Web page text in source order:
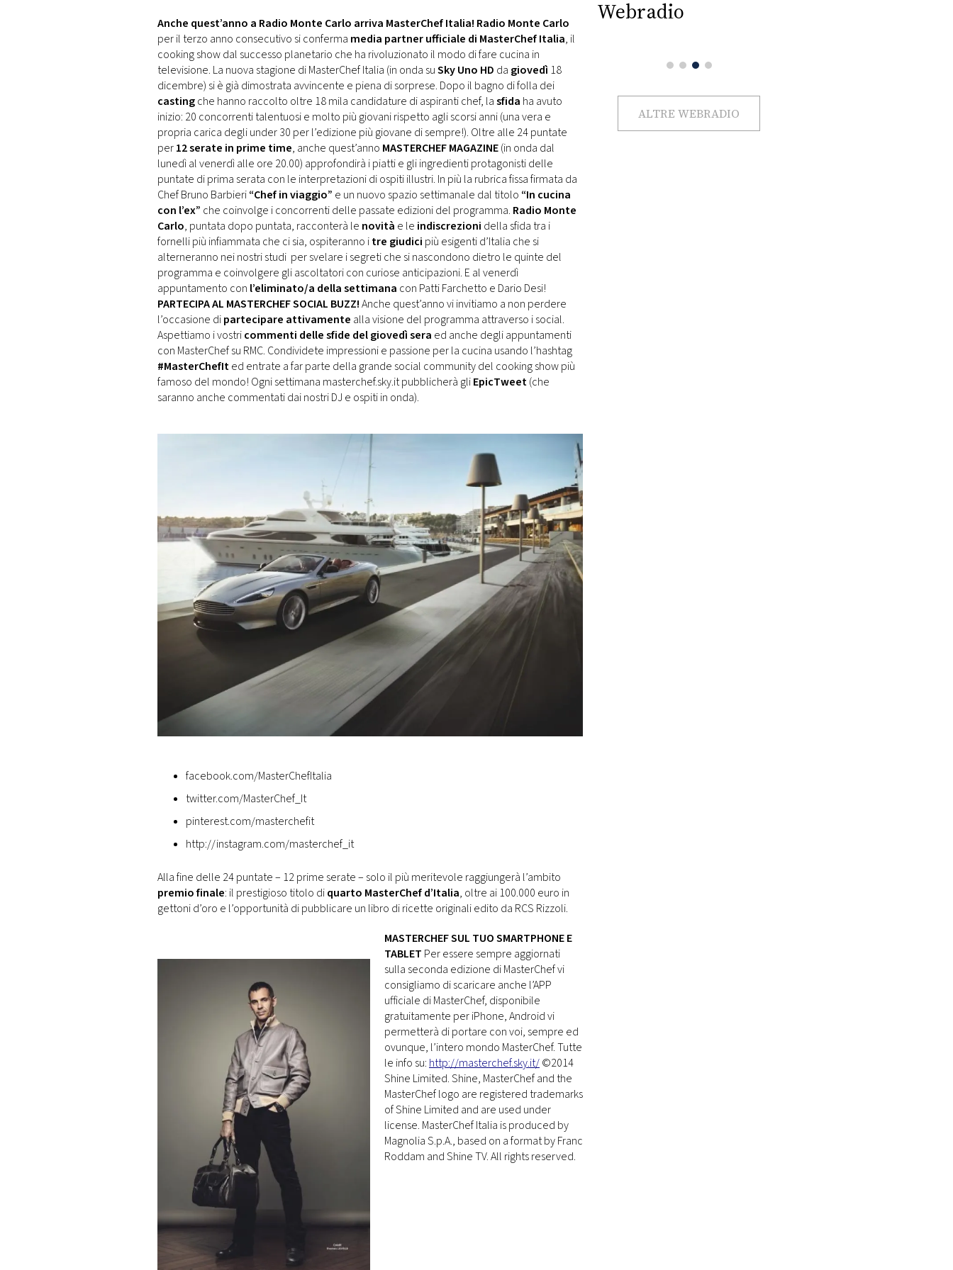
MONACO
RMC
CONSIGLIA
Anche quest’anno a Radio Monte Carlo arriva MasterChef Italia! Radio Monte Carlo
per il terzo anno consecutivo si conferma media partner ufficiale di MasterChef Italia, il
cooking show dal successo planetario che ha rivoluzionato il modo di fare cucina in
televisione. La nuova stagione di MasterChef Italia (in onda suSky Uno HD da giovedì 18
dicembre) si è già dimostrata avvincente e piena di sorprese. Dopo il bagno di folla dei
castingche hanno raccolto oltre 18 mila candidature di aspiranti chef, lasfida ha avuto
inizio: 20 concorrenti talentuosi e molto più giovani rispetto agli scorsi anni (una vera e
propria carica degli under 30 per l’edizione più giovane di sempre!). Oltre alle 24 puntate
per12 serate in prime time, anche quest’anno MASTERCHEF MAGAZINE(in onda dal
lunedì al venerdì alle ore 20.00) approfondirà i piatti e gli ingredienti protagonisti delle
puntate di prima serata con le interpretazioni di ospiti illustri. In più la rubrica fissa firmata da
Chef Bruno Barbieri“Chef in viaggio” e un nuovo spazio settimanale dal titolo “In cucina
con l’ex” che coinvolge i concorrenti delle passate edizioni del programma. Radio Monte
Carlo, puntata dopo puntata, racconterà le novità e le indiscrezioni della sfida tra i
fornelli più infiammata che ci sia, ospiteranno itre giudici più esigenti d’Italia che si
alterneranno nei nostri studi per svelare i segreti che si nascondono dietro le quinte del
programma e coinvolgere gli ascoltatori con curiose anticipazioni. E al venerdì
appuntamento con l’eliminato/a della settimana con Patti Farchetto e Dario Desi!
PARTECIPA AL MASTERCHEF SOCIAL BUZZ!Anche quest’anno vi invitiamo a non perdere
l’occasione dipartecipare attivamente alla visione del programma attraverso i social.
Aspettiamo i vostricommenti delle sfide del giovedì sera ed anche degli appuntamenti
con MasterChef su RMC. Condividete impressioni e passione per la cucina usando l’hashtag
#MasterChefIted entrate a far parte della grande social community del cooking show più
famoso del mondo! Ogni settimana masterchef.sky.it pubblicherà gliEpicTweet(che
saranno anche commentati dai nostri DJ e ospiti in onda).
facebook.com/MasterChefItalia
twitter.com/MasterChef_It
pinterest.com/masterchefit
http://instagram.com/masterchef_it
Alla fine delle 24 puntate – 12 prime serate – solo il più meritevole raggiungerà l’ambito
premio finale: il prestigioso titolo diquarto MasterChef d’Italia, oltre ai 100.000 euro in
gettoni d’oro e l’opportunità di pubblicare un libro di ricette originali edito da RCS Rizzoli.
MASTERCHEF SUL TUO SMARTPHONE E
TABLET Per essere sempre aggiornati
sulla seconda edizione di MasterChef vi
consigliamo di scaricare anche l’APP
ufficiale di MasterChef, disponibile
gratuitamente per iPhone, Android vi
permetterà di portare con voi, sempre ed
ovunque, l’intero mondo MasterChef. Tutte
le info su: http://masterchef.sky.it/©2014
Shine Limited. Shine, MasterChef and the
MasterChef logo are registered trademarks
of Shine Limited and are used under
license. MasterChef Italia is produced by
Magnolia S.p.A., based on a format by Franc
Roddam and Shine TV. All rights reserved.
Webradio
ALTRE WEBRADIO